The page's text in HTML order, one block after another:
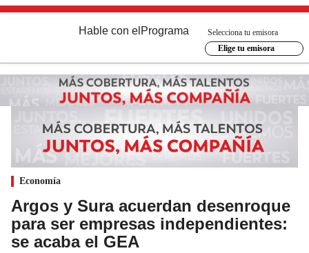
Hable con el Programa
Selecciona tu emisora
Elige tu emisora
Economía
Argos y Sura acuerdan desenroque
para ser empresas independientes:
se acaba el GEA